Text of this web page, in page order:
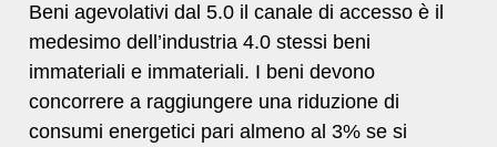
Beni agevolativi dal 5.0 il canale di accesso è il
medesimo dell’industria 4.0 stessi beni
immateriali e immateriali. I beni devono
concorrere a raggiungere una riduzione di
consumi energetici pari almeno al 3% se si